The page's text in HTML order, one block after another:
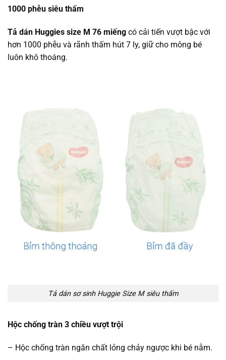
1000 phễu siêu thấm
Tả dán Huggies size M 76 miếng có cải tiến vượt bậc với
hơn 1000 phễu và rãnh thấm hút 7 ly, giữ cho mông bé
luôn khô thoáng.
Tả dán sơ sinh Huggie Size M siêu thấm
Hộc chống tràn 3 chiều vượt trội
– Hộc chống tràn ngăn chất lỏng chảy ngược khi bé nằm.